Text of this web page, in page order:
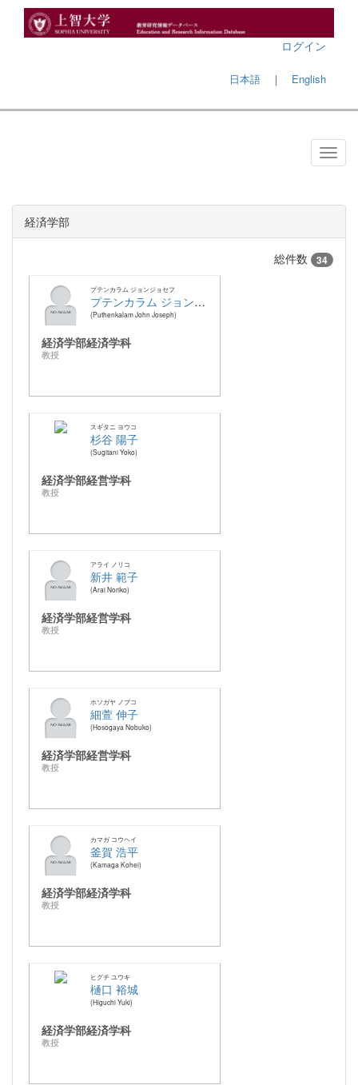
ログイン
日本語 ｜ English
経済学部
総件数 34
プテンカラム ジョンジョセフ
プテンカラム ジョンジョセフ
Puthenkalam John Joseph
経済学部経済学科
教授
スギタニ ヨウコ
杉谷 陽子
Sugitani Yoko
経済学部経営学科
教授
アライ ノリコ
新井 範子
Arai Noriko
経済学部経営学科
教授
ホソガヤ ノブコ
細萱 伸子
Hosogaya Nobuko
経済学部経営学科
教授
カマガ コウヘイ
釜賀 浩平
Kamaga Kohei
経済学部経済学科
教授
ヒグチ ユウキ
樋口 裕城
Higuchi Yuki
経済学部経済学科
教授